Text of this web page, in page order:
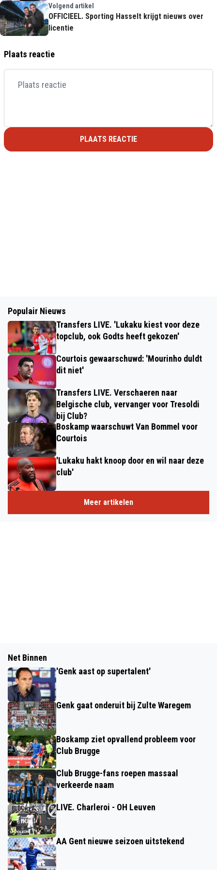
Volgend artikel
OFFICIEEL. Sporting Hasselt krijgt nieuws over
licentie
Plaats reactie
PLAATS REACTIE
Populair Nieuws
Transfers LIVE. 'Lukaku kiest voor deze
topclub, ook Godts heeft gekozen'
Courtois gewaarschuwd: 'Mourinho duldt
dit niet'
Transfers LIVE. Verschaeren naar
Belgische club, vervanger voor Tresoldi
bij Club?
Boskamp waarschuwt Van Bommel voor
Courtois
'Lukaku hakt knoop door en wil naar deze
club'
Meer artikelen
Net Binnen
'Genk aast op supertalent'
Genk gaat onderuit bij Zulte Waregem
Boskamp ziet opvallend probleem voor
Club Brugge
Club Brugge-fans roepen massaal
verkeerde naam
LIVE. Charleroi - OH Leuven
AA Gent nieuwe seizoen uitstekend